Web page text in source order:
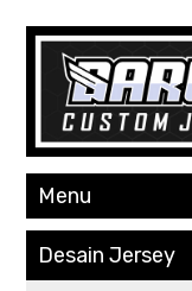
Menu
Desain Jersey